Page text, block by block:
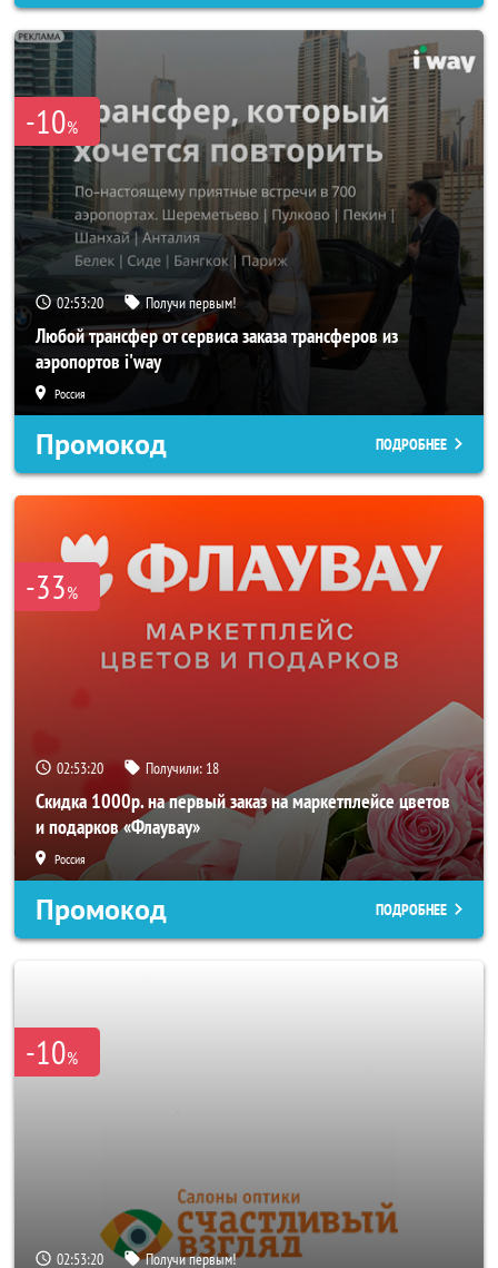
-10%
02:53:18 Получи первым!
Любой трансфер от сервиса заказа трансферов из
аэропортов i'way
Россия
Промокод ПОДРОБНЕЕ
-33%
02:53:18 Получили: 18
Скидка 1000р. на первый заказ на маркетплейсе цветов
и подарков «Флаувау»
Россия
Промокод ПОДРОБНЕЕ
-10%
02:53:18 Получи первым!